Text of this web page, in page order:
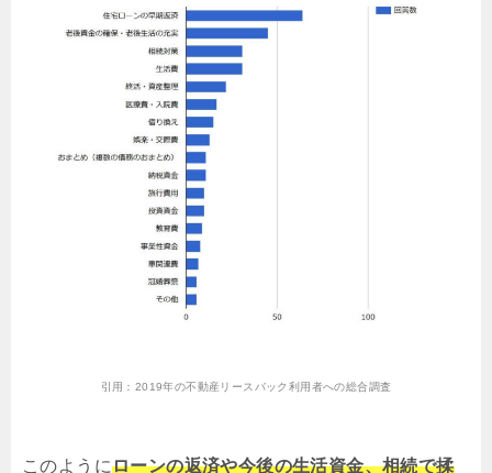
引用： 2019年の不動産リースバック利用者への総合調査
このようにローンの返済や今後の生活資金、相続で揉